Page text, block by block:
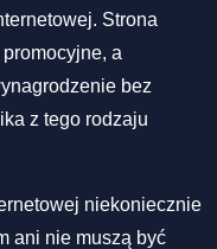
Strona
a
bez
z tego rodzaju
niekoniecznie
ani nie muszą być